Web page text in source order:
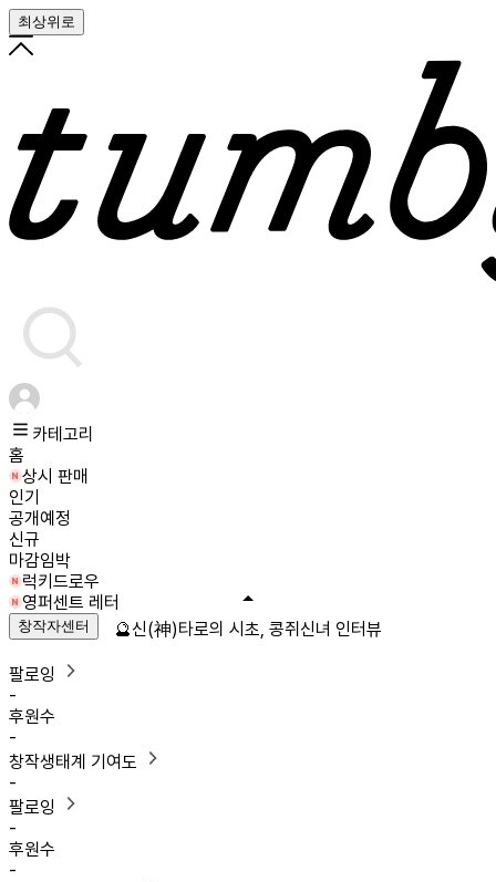
최상위로
카테고리
홈
상시 판매
인기
공개예정
신규
마감임박
럭키드로우
영퍼센트 레터
창작자센터
팔로잉
-
후원수
-
창작생태계 기여도
-
팔로잉
-
후원수
-
🔮신(神)타로의 시초, 콩쥐신녀 인터뷰